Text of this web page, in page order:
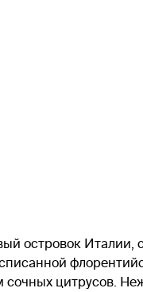
островок Италии,
цитрусов.